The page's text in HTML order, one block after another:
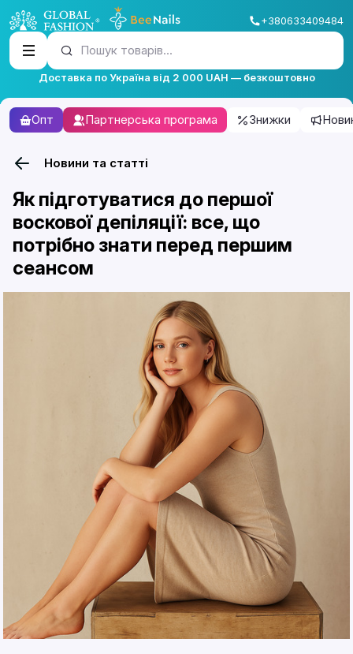
+380633409484
Пошук товарів...
Доставка по Україна від 2 000 UAH — безкоштовно
Опт Партнерська програма Знижки
Новини та статті
Як підготуватися до першої
воскової депіляції: все, що
потрібно знати перед першим
сеансом